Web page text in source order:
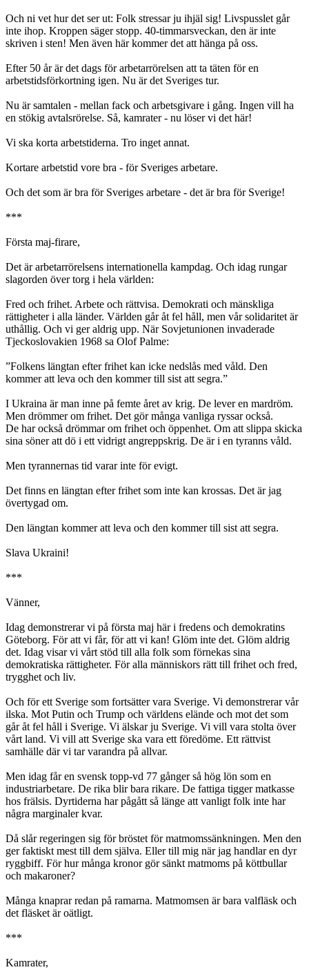
Och ni vet hur det ser ut: Folk stressar ju ihjäl sig! Livspusslet går
inte ihop. Kroppen säger stopp. 40-timmarsveckan, den är inte
skriven i sten! Men även här kommer det att hänga på oss.
Efter 50 år är det dags för arbetarrörelsen att ta täten för en
arbetstidsförkortning igen. Nu är det Sveriges tur.
Nu är samtalen - mellan fack och arbetsgivare i gång. Ingen vill ha
en stökig avtalsrörelse. Så, kamrater - nu löser vi det här!
Vi ska korta arbetstiderna. Tro inget annat.
Kortare arbetstid vore bra - för Sveriges arbetare.
Och det som är bra för Sveriges arbetare - det är bra för Sverige!
***
Första maj-firare,
Det är arbetarrörelsens internationella kampdag. Och idag rungar
slagorden över torg i hela världen:
Fred och frihet. Arbete och rättvisa. Demokrati och mänskliga
rättigheter i alla länder. Världen går åt fel håll, men vår solidaritet är
uthållig. Och vi ger aldrig upp. När Sovjetunionen invaderade
Tjeckoslovakien 1968 sa Olof Palme:
”Folkens längtan efter frihet kan icke nedslås med våld. Den
kommer att leva och den kommer till sist att segra.”
I Ukraina är man inne på femte året av krig. De lever en mardröm.
Men drömmer om frihet. Det gör många vanliga ryssar också.
De har också drömmar om frihet och öppenhet. Om att slippa skicka
sina söner att dö i ett vidrigt angreppskrig. De är i en tyranns våld.
Men tyrannernas tid varar inte för evigt.
Det finns en längtan efter frihet som inte kan krossas. Det är jag
övertygad om.
Den längtan kommer att leva och den kommer till sist att segra.
Slava Ukraini!
***
Vänner,
Idag demonstrerar vi på första maj här i fredens och demokratins
Göteborg. För att vi får, för att vi kan! Glöm inte det. Glöm aldrig
det. Idag visar vi vårt stöd till alla folk som förnekas sina
demokratiska rättigheter. För alla människors rätt till frihet och fred,
trygghet och liv.
Och för ett Sverige som fortsätter vara Sverige. Vi demonstrerar vår
ilska. Mot Putin och Trump och världens elände och mot det som
går åt fel håll i Sverige. Vi älskar ju Sverige. Vi vill vara stolta över
vårt land. Vi vill att Sverige ska vara ett föredöme. Ett rättvist
samhälle där vi tar varandra på allvar.
Men idag får en svensk topp-vd 77 gånger så hög lön som en
industriarbetare. De rika blir bara rikare. De fattiga tigger matkasse
hos frälsis. Dyrtiderna har pågått så länge att vanligt folk inte har
några marginaler kvar.
Då slår regeringen sig för bröstet för matmomssänkningen. Men den
ger faktiskt mest till dem själva. Eller till mig när jag handlar en dyr
ryggbiff. För hur många kronor gör sänkt matmoms på köttbullar
och makaroner?
Många knaprar redan på ramarna. Matmomsen är bara valfläsk och
det fläsket är oätligt.
***
Kamrater,